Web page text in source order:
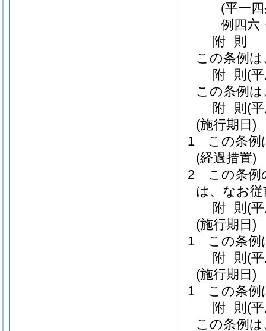
(平一
例四六
附 則
この条例
附 則 (
この条例
附 則 (
(施行期日)
1
この条例
(経過措置)
2
この条
は、なお
附 則 (
(施行期日)
1
この条例
附 則 (
(施行期日)
1
この条例
附 則 (
この条例